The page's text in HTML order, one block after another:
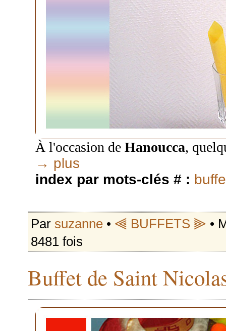
À l'occasion de Hanoucca,
→ plus
index par mots-clés # :
Par suzanne • ⫷ BUFFETS ⫸ •
8481 fois
Buffet de Saint